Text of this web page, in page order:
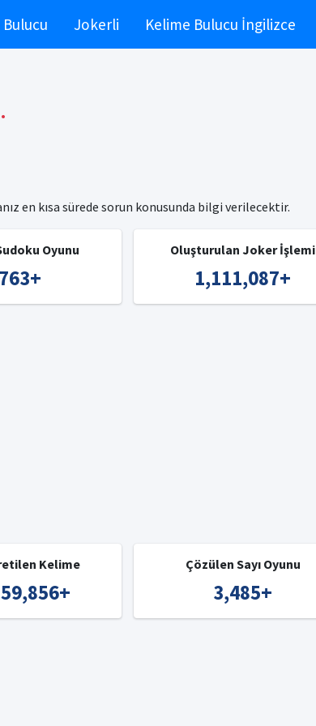
Jokerli Kelime Bulucu İngilizce
en kısa sürede sorun konusunda bilgi verilecektir.
Oyunu
+
Oluşturulan Joker İşlemi
1,111,087+
Kelime
+
Çözülen Sayı Oyunu
3,485+